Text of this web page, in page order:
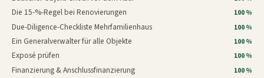
Die 15-%-Regel bei Renovierungen 100 %
Due-Diligence-Checkliste Mehrfamilienhaus 100 %
Ein Generalverwalter für alle Objekte 100 %
Exposé prüfen 100 %
Finanzierung & Anschlussfinanzierung 100 %